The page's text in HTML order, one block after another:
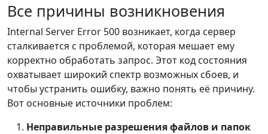
Все причины возникновения
Internal Server Error 500 возникает, когда сервер
сталкивается с проблемой, которая мешает ему
корректно обработать запрос. Этот код состояния
охватывает широкий спектр возможных сбоев, и
чтобы устранить ошибку, важно понять её причину.
Вот основные источники проблем:
Неправильные разрешения файлов и папок